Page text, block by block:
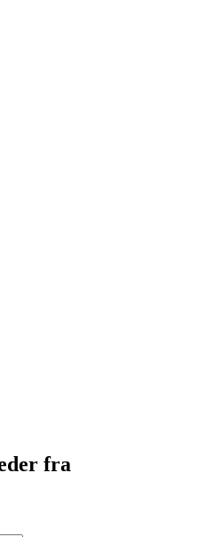
fra